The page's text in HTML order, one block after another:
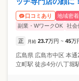
口コミあり 地域密着
副業・WワークOK
社会
正 月給 23.7万円 ~ 45万
広島県 広島市中区 本通
立町駅 徒歩4分/八丁堀